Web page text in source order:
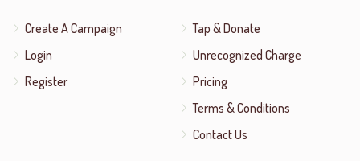
Create A Campaign
Login
Register
Tap & Donate
Unrecognized Charge
Pricing
Terms & Conditions
Contact Us